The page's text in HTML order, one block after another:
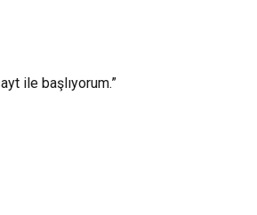
ile başlıyorum.”